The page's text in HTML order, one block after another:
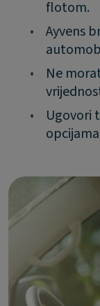
flotom.
•
Ayvens
•
Ne
•
Ugovori